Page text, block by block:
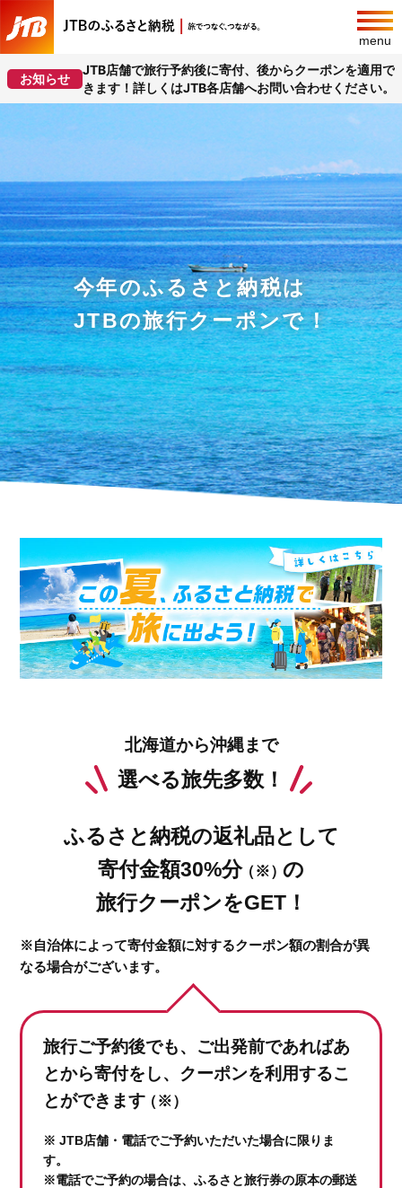
menu
お知らせ
JTB店舗で旅行予約後に寄付、後からクーポンを適用で
きます！詳しくはJTB各店舗へお問い合わせください。
今年のふるさと納税は
JTBの旅行クーポンで！
北海道から沖縄まで
選べる旅先多数！
ふるさと納税の返礼品として
寄付金額30%分（※）の
旅行クーポンをGET！
※自治体によって寄付金額に対するクーポン額の割合が異
なる場合がございます。
旅行ご予約後でも、ご出発前であればあ
とから寄付をし、クーポンを利用するこ
とができます（※）
※ JTB店舗・電話でご予約いただいた場合に限りま
す。
※電話でご予約の場合は、ふるさと旅行券の原本の郵送